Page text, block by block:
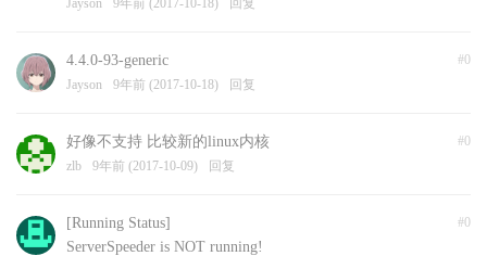
Jayson 9年前 (2017-10-18) 回复
#0
4.4.0-93-generic
Jayson 9年前 (2017-10-18) 回复
#0
好像不支持 比较新的linux内核
zlb 9年前 (2017-10-09) 回复
#0
[Running Status]
ServerSpeeder is NOT running!